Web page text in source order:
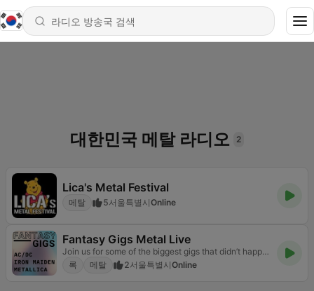
대한민국 메탈 라디오 2
Lica's Metal Festival
메탈 5서울특별시Online
Fantasy Gigs Metal Live
Join us for some of the biggest gigs that didn’t happen but should have
록
메탈 2서울특별시Online